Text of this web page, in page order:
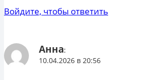
Войдите, чтобы ответить
Анна:
10.04.2026 в 20:56